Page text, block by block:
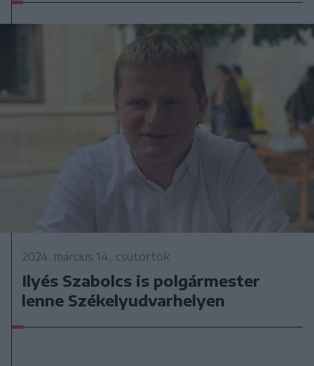
2024. március 14., csütörtök
Ilyés Szabolcs is polgármester
lenne Székelyudvarhelyen